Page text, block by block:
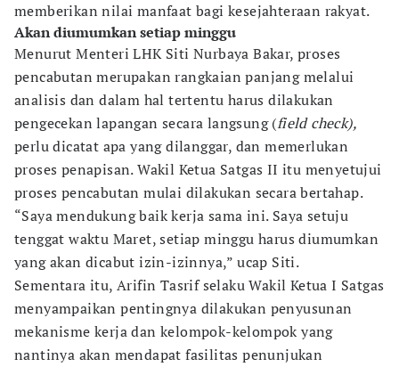
memberikan nilai manfaat bagi kesejahteraan rakyat.
Akan diumumkan setiap minggu
Menurut Menteri LHK Siti Nurbaya Bakar, proses
pencabutan merupakan rangkaian panjang melalui
analisis dan dalam hal tertentu harus dilakukan
pengecekan lapangan secara langsung (field check),
perlu dicatat apa yang dilanggar, dan memerlukan
proses penapisan. Wakil Ketua Satgas II itu menyetujui
proses pencabutan mulai dilakukan secara bertahap.
“Saya mendukung baik kerja sama ini. Saya setuju
tenggat waktu Maret, setiap minggu harus diumumkan
yang akan dicabut izin-izinnya,” ucap Siti.
Sementara itu, Arifin Tasrif selaku Wakil Ketua I Satgas
menyampaikan pentingnya dilakukan penyusunan
mekanisme kerja dan kelompok-kelompok yang
nantinya akan mendapat fasilitas penunjukan